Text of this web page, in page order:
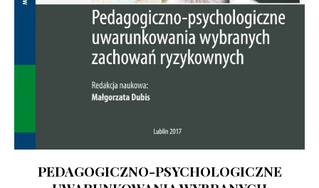
PEDAGOGICZNO-PSYCHOLOGICZNE